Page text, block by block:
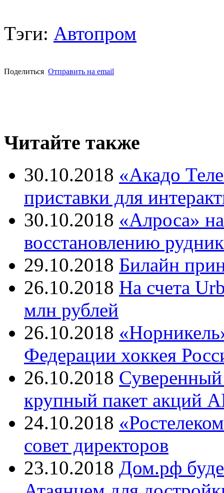
Тэги: Автопром
Поделиться Отправить на email
Читайте также
30.10.2018 «Акадо
приставки для
30.10.2018 «Алроса»
восстановлению
29.10.2018 Билайн
26.10.2018 На счета
млн рублей
26.10.2018
Федерации хоккея
26.10.2018
крупный пакет
24.10.2018
совет директоров
23.10.2018 Дом.рф